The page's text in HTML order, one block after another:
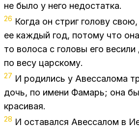
не было у него недо­стат­ка.
26 Ко­гда он стриг го­ло­ву
ее каж­дый год, по­то­му что
то во­ло­са с го­ло­вы его ве­си­ли
по весу цар­ско­му.
27 И ро­ди­лись у Авес­са­ло­ма
дочь, по име­ни Фа­марь; она
кра­си­вая.
28 И оста­вал­ся Авес­са­лом в